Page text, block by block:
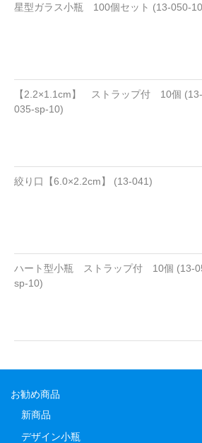
星型ガラス小瓶 100個セット (13-050-
【2.2×1.1cm】 ストラップ付 10個 (13-
035-sp-10)
絞り口【6.0×2.2cm】 (13-041)
ハート型小瓶 ストラップ付 10個 (13-
sp-10)
お勧め商品
新商品
デザイン小瓶